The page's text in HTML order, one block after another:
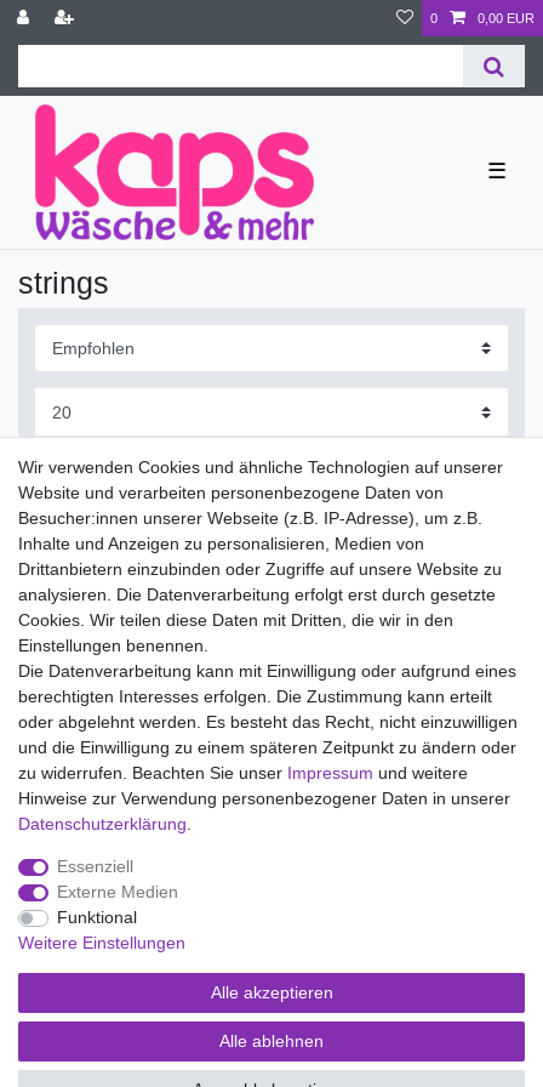
0 0,00 EUR
☰
strings
Wir liefern mit DHL (auch Samstags)
14 Tage Rückgaberecht
Impressum Daten­schutz­erklärung AGB
Widerrufs­recht
Wir verwenden Cookies und ähnliche Technologien auf unserer
Website und verarbeiten personenbezogene Daten von
Besucher:innen unserer Webseite (z.B. IP-Adresse), um z.B.
Inhalte und Anzeigen zu personalisieren, Medien von
Drittanbietern einzubinden oder Zugriffe auf unsere Website zu
analysieren. Die Datenverarbeitung erfolgt erst durch gesetzte
Cookies. Wir teilen diese Daten mit Dritten, die wir in den
Einstellungen benennen.
Die Datenverarbeitung kann mit Einwilligung oder aufgrund eines
berechtigten Interesses erfolgen. Die Zustimmung kann erteilt
oder abgelehnt werden. Es besteht das Recht, nicht einzuwilligen
und die Einwilligung zu einem späteren Zeitpunkt zu ändern oder
zu widerrufen. Beachten Sie unser Impressum und weitere
Hinweise zur Verwendung personenbezogener Daten in unserer
Daten­schutz­erklärung
Essenziell
Externe Medien
Funktional
Weitere Einstellungen
Alle akzeptieren
Alle ablehnen